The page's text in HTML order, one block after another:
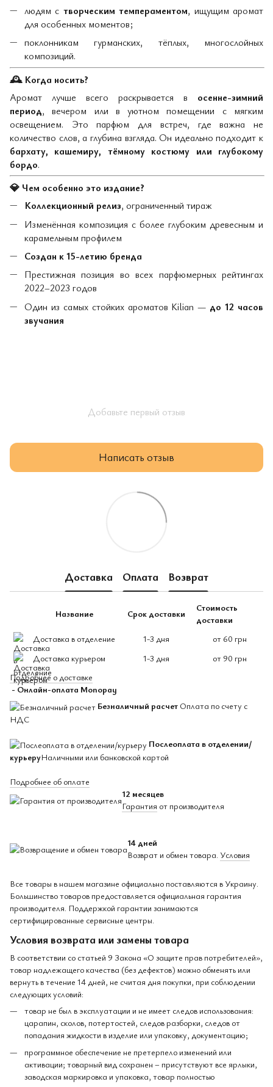
людям с творческим темпераментом, ищущим аромат
для особенных моментов;
поклонникам гурманских, тёплых, многослойных
композиций.
🕰️ Когда носить?
Аромат лучше всего раскрывается в осенне-зимний
период, вечером или в уютном помещении с мягким
освещением. Это парфюм для встреч, где важна не
количество слов, а глубина взгляда. Он идеально подходит к
бархату, кашемиру, тёмному костюму или глубокому
бордо.
💎 Чем особенно это издание?
Коллекционный релиз, ограниченный тираж
Изменённая композиция с более глубоким древесным и
карамельным профилем
Создан к 15-летию бренда
Престижная позиция во всех парфюмерных рейтингах
2022–2023 годов
Один из самых стойких ароматов Kilian — до 12 часов
звучания
Добавьте первый отзыв
Написать отзыв
Доставка Оплата Возврат
Название Срок доставки
Стоимость
доставки
Доставка в отделение
1-3 дня
от 60 грн
Доставка курьером
1-3 дня
от 90 грн
Подробнее о доставке
- Онлайн-оплата Monopay
Безналичный расчет Оплата по счету с
НДС
Послеоплата в отделении/
курьеруНаличными или банковской картой
Подробнее об оплате
12 месяцев
Гарантия от производителя
14 дней
Возврат и обмен товара. Условия
Все товары в нашем магазине официально поставляются в Украину.
Большинство товаров предоставляется официальная гарантия
производителя. Поддержкой гарантии занимаются
сертифицированные сервисные центры.
Условия возврата или замены товара
В соответствии со статьей 9 Закона «О защите прав потребителей»,
товар надлежащего качества (без дефектов) можно обменять или
вернуть в течение 14 дней, не считая дня покупки, при соблюдении
следующих условий:
товар не был в эксплуатации и не имеет следов использования:
царапин, сколов, потертостей, следов разборки, следов от
попадания жидкости в изделие или упаковку, документацию;
программное обеспечение не претерпело изменений или
активации; товарный вид сохранен – присутствуют все ярлыки,
заводская маркировка и упаковка, товар полностью